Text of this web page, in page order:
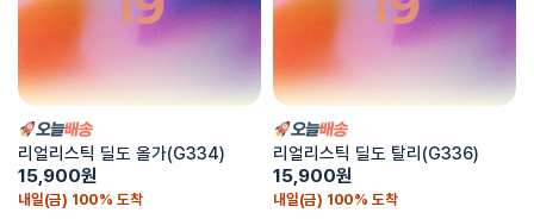
내일(금) 100% 도착
리얼리스틱 딜도 올가(G334)
15,900원
내일(금) 100% 도착
리얼리스틱 딜도 탈리(G336)
15,900원